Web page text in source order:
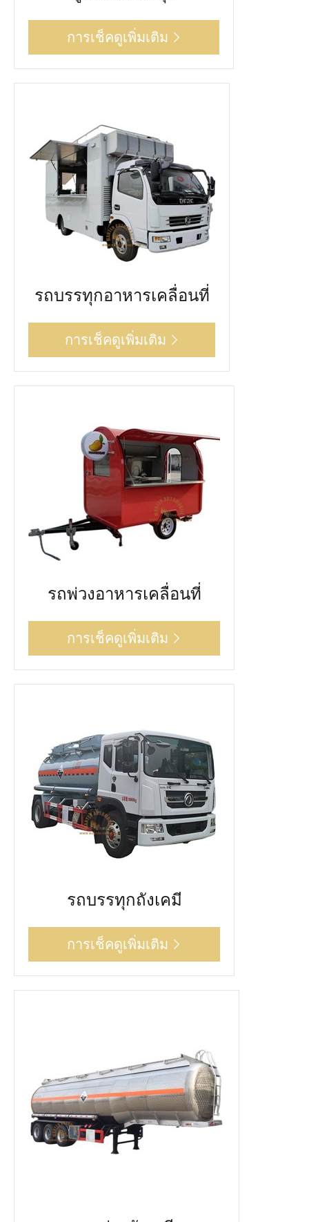
การเช็คดูเพิ่มเติม 
รถบรรทุกอาหารเคลื่อนที่
การเช็คดูเพิ่มเติม 
รถพ่วงอาหารเคลื่อนที่
การเช็คดูเพิ่มเติม 
รถบรรทุกถังเคมี
การเช็คดูเพิ่มเติม 